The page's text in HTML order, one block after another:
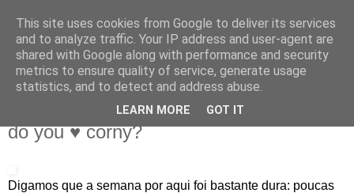
IN MY POCKET
all the things and people that i bring along with me everyday
do you ♥ corny?
Digamos que a semana por aqui foi bastante dura: poucas
This site uses cookies from Google to deliver its services
and to analyze traffic. Your IP address and user-agent are
shared with Google along with performance and security
metrics to ensure quality of service, generate usage
statistics, and to detect and address abuse.
LEARN MORE GOT IT